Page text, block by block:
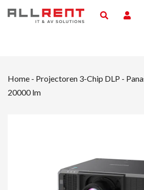
Home - Projectoren 3-Chip DLP -
20000 lm